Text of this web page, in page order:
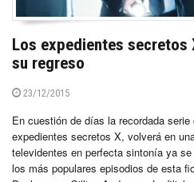
Los expedientes secretos
su regreso
23/12/2015
En cuestión de días la recordada
expedientes secretos X, volverá en
televidentes en perfecta sintonía ya
los más populares episodios de esta